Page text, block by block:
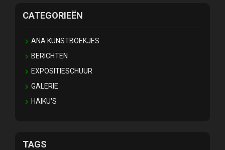
CATEGORIEËN
ANA KUNSTBOEKJES
BERICHTEN
EXPOSITIESCHUUR
GALERIE
HAIKU'S
TAGS